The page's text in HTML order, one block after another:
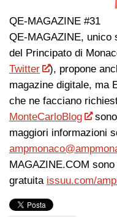
QE-MAGAZINE #31
QE-MAGAZINE, unico
del Principato di
Twitter
), propone
magazine digitale, ma
che ne facciano
MonteCarloBlog
maggiori informazioni
MAGAZINE.COM
gratuita issuu.com/